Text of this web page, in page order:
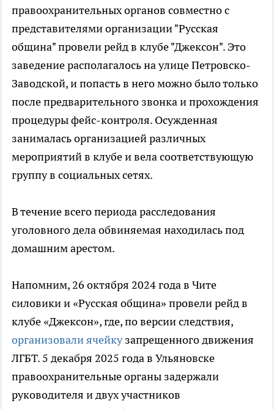
правоохранительных органов совместно с
представителями организации "Русская
община" провели рейд в клубе "Джексон". Это
заведение располагалось на улице Петровско-
Заводской, и попасть в него можно было только
после предварительного звонка и прохождения
процедуры фейс-контроля. Осужденная
занималась организацией различных
мероприятий в клубе и вела соответствующую
группу в социальных сетях.
В течение всего периода расследования
уголовного дела обвиняемая находилась под
домашним арестом.
Напомним, 26 октября 2024 года в Чите
силовики и «Русская община» провели рейд в
клубе «Джексон», где, по версии следствия,
организовали ячейкузапрещенного движения
ЛГБТ. 5 декабря 2025 года в Ульяновске
правоохранительные органы задержали
руководителя и двух участников